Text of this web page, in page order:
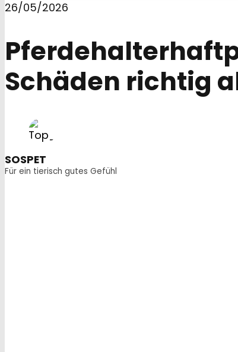
26/05/2026
Schäden richtig
SOSPET
Für ein tierisch gutes Gefühl